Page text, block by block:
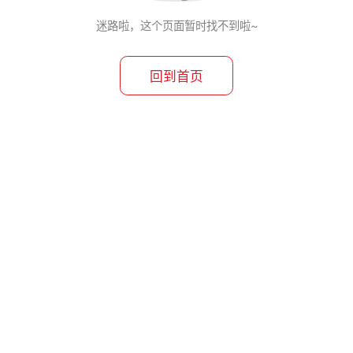
迷路啦，这个页面暂时找不到啦~
回到首页